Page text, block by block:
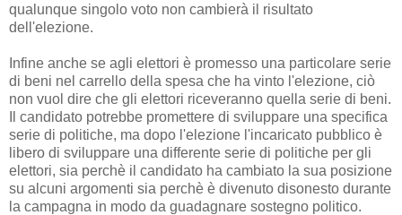
qualunque singolo voto non cambierà il risultato
dell'elezione.
Infine anche se agli elettori è promesso una particolare serie
di beni nel carrello della spesa che ha vinto l'elezione, ciò
non vuol dire che gli elettori riceveranno quella serie di beni.
Il candidato potrebbe promettere di sviluppare una specifica
serie di politiche, ma dopo l'elezione l'incaricato pubblico è
libero di sviluppare una differente serie di politiche per gli
elettori, sia perchè il candidato ha cambiato la sua posizione
su alcuni argomenti sia perchè è divenuto disonesto durante
la campagna in modo da guadagnare sostegno politico.